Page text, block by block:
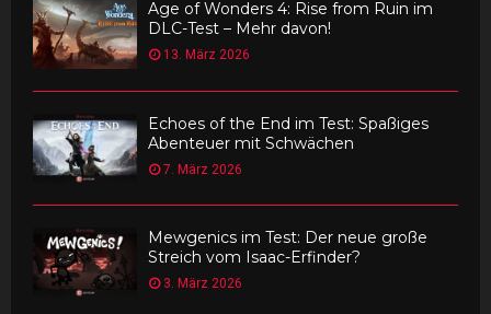
Age of Wonders 4: Rise from Ruin im
DLC-Test – Mehr davon!
13. März 2026
Echoes of the End im Test: Spaßiges
Abenteuer mit Schwächen
7. März 2026
Mewgenics im Test: Der neue große
Streich vom Isaac-Erfinder?
3. März 2026